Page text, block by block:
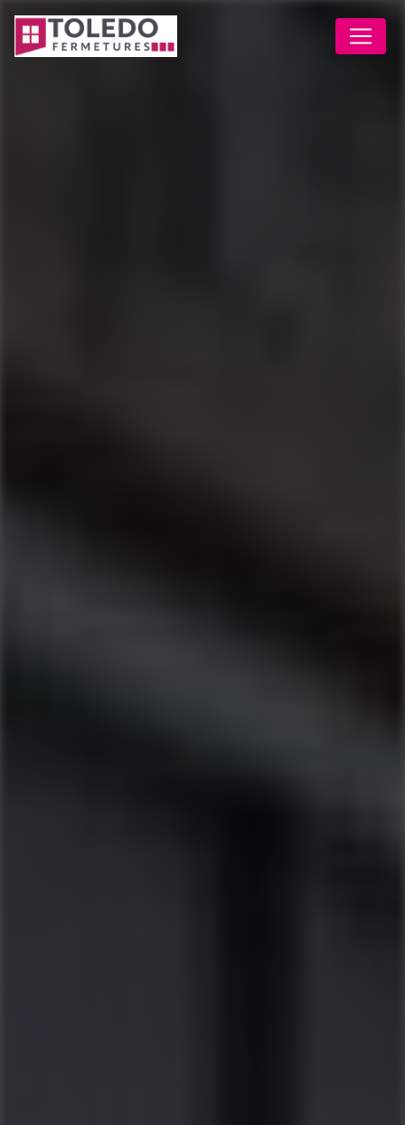
Panneau de gestion des cookies